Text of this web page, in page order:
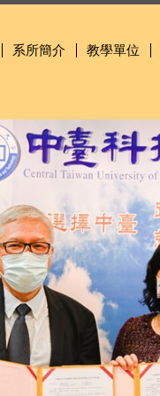
系所簡介 教學單位